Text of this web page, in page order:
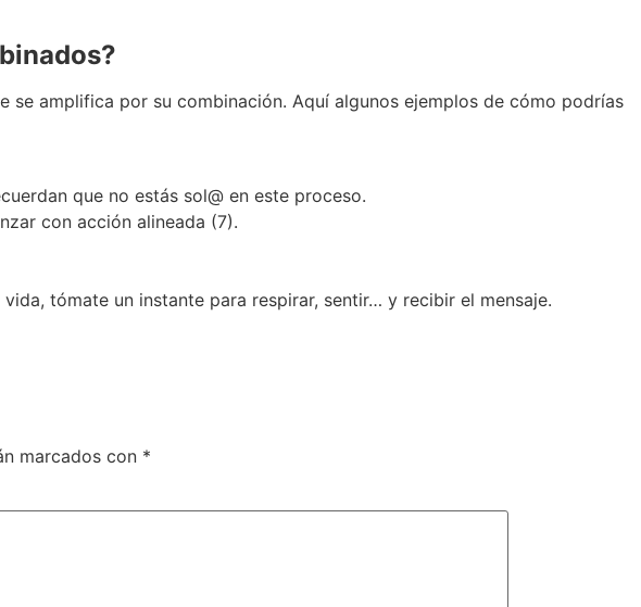
se amplifica por su combinación. Aquí algunos ejemplos de cómo podrías
que no estás sol@ en este proceso.
con acción alineada (7).
tómate un instante para respirar, sentir… y recibir el mensaje.
marcados con *